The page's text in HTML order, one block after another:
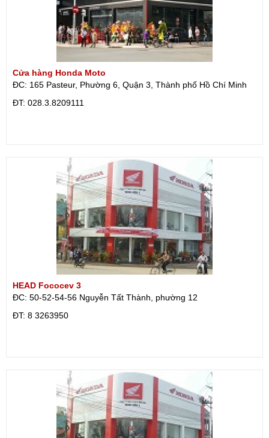
Cửa hàng Honda Moto
ĐC: 165 Pasteur, Phường 6, Quận 3, Thành phố Hồ Chí Minh
ÐT: 028.3.8209111
HEAD Fococev 3
ĐC: 50-52-54-56 Nguyễn Tất Thành, phường 12
ÐT: 8 3263950